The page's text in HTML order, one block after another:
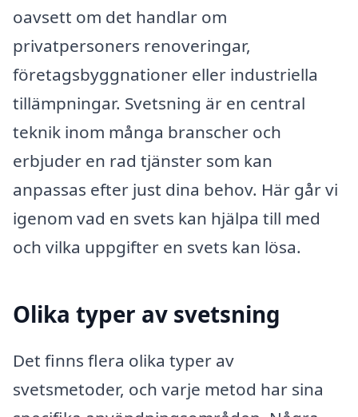
oavsett om det handlar om
privatpersoners renoveringar,
företagsbyggnationer eller industriella
tillämpningar. Svetsning är en central
teknik inom många branscher och
erbjuder en rad tjänster som kan
anpassas efter just dina behov. Här går vi
igenom vad en svets kan hjälpa till med
och vilka uppgifter en svets kan lösa.
Olika typer av svetsning
Det finns flera olika typer av
svetsmetoder, och varje metod har sina